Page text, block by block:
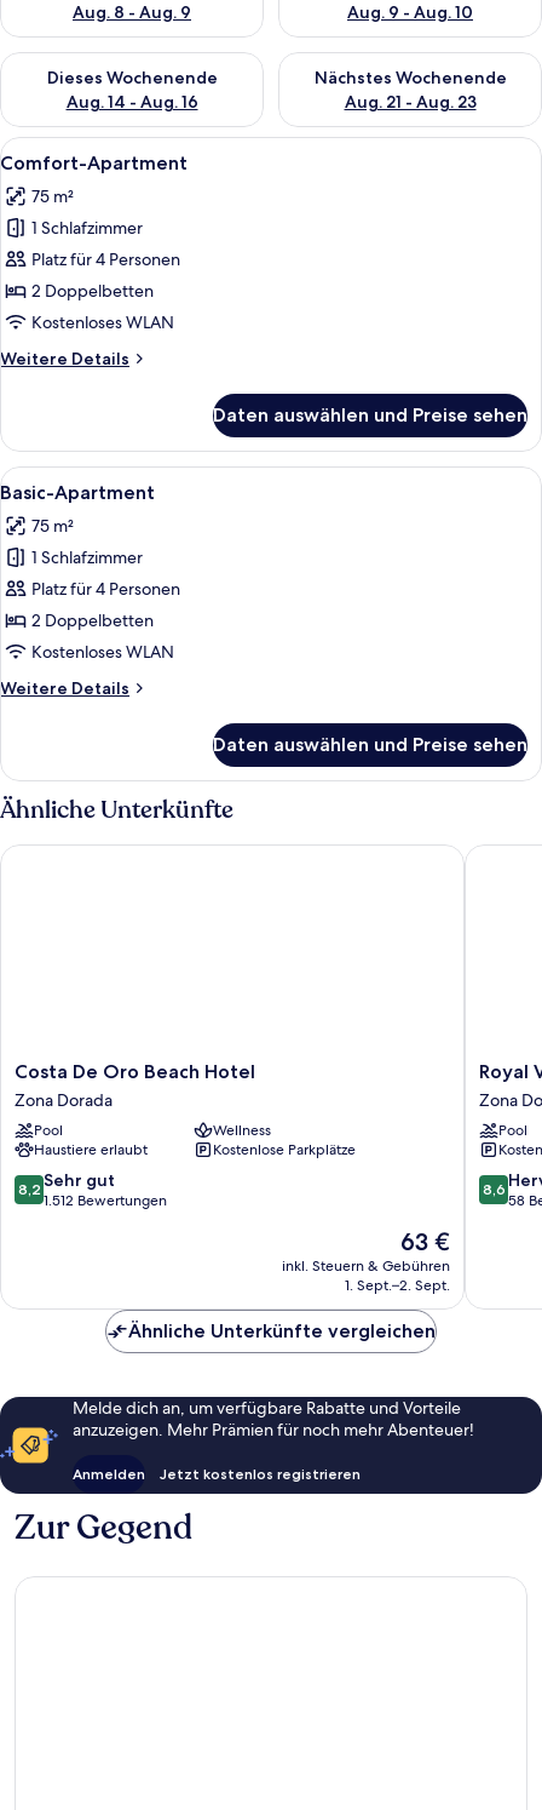
Aug. 8 - Aug. 9
Aug. 9 - Aug. 10
Dieses Wochenende
Aug. 14 - Aug. 16
Überprüfe die Verfügbarkeit für dieses Wochenende, Aug. 14
Nächstes Wochenende
Aug. 21 - Aug. 23
Überprüfe die Verfügbarkeit
Alle
Fotos
für
Comfort-
Apartment
anzeigen
Ein Schlafzimmer mit zwei Betten,
18
Comfort-Apartment
75 m²
1 Schlafzimmer
Platz für 4 Personen
2 Doppelbetten
Kostenloses WLAN
Weitere Details
Weitere
Apartment
Daten auswählen und Preise sehen
Alle
Fotos
für
Basic-
Apartment
anzeigen
Ein Schlafzimmer mit zwei Betten,
20
Basic-Apartment
75 m²
1 Schlafzimmer
Platz für 4 Personen
2 Doppelbetten
Kostenloses WLAN
Weitere Details
Weitere
Apartment
Daten auswählen und Preise sehen
Ähnliche Unterkünfte
Costa
De
Oro
Beach
Hotel
Zona
Dorada
Costa De Oro Beach Hotel
Zona Dorada
Pool
Wellness
Haustiere erlaubt
Kostenlose Parkplätze
8.2
von
Bewertungen
8,2 Sehr gut
1.512 Bewertungen
Der
Preis
beträgt
63 €
inkl. Steuern & Gebühren
1. Sept.–2. Sept.
Costa De Oro Beach Hotel
Royal
Villas
Resort
Zona
Dorada
Royal
Zona
Pool
8.6
von
8,6
58
Royal
Ähnliche Unterkünfte vergleichen
Melde dich an, um verfügbare Rabatte und Vorteile
anzuzeigen. Mehr Prämien für noch mehr Abenteuer!
Anmelden Jetzt kostenlos registrieren
Zur Gegend